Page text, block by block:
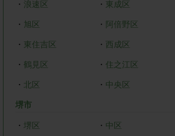
・ 浪速区 ・ 東成区
・ 旭区 ・ 阿倍野区
・ 東住吉区 ・ 西成区
・ 鶴見区 ・ 住之江区
・ 北区 ・ 中央区
堺市
・ 堺区 ・ 中区